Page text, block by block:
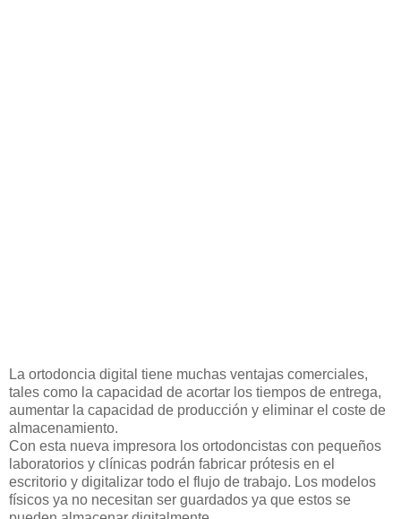
La ortodoncia digital tiene muchas ventajas comerciales,
tales como la capacidad de acortar los tiempos de entrega,
aumentar la capacidad de producción y eliminar el coste de
almacenamiento.
Con esta nueva impresora los ortodoncistas con pequeños
laboratorios y clínicas podrán fabricar prótesis en el
escritorio y digitalizar todo el flujo de trabajo. Los modelos
físicos ya no necesitan ser guardados ya que estos se